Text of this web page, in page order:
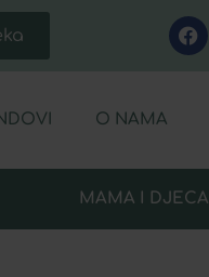
O NAMA
MAMA I DJECA